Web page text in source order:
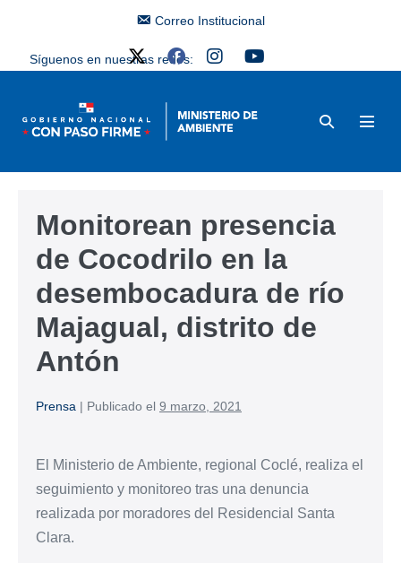
Correo Institucional
Síguenos en nuestras redes:
Monitorean presencia
de Cocodrilo en la
desembocadura de río
Majagual, distrito de
Antón
Prensa | Publicado el 9 marzo, 2021
El Ministerio de Ambiente, regional Coclé, realiza el
seguimiento y monitoreo tras una denuncia
realizada por moradores del Residencial Santa
Clara.